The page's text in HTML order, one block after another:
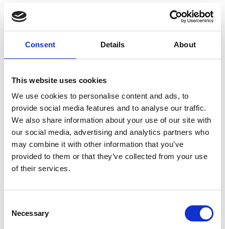
Consent Details About
This website uses cookies
We use cookies to personalise content and ads, to
provide social media features and to analyse our traffic.
We also share information about your use of our site with
our social media, advertising and analytics partners who
may combine it with other information that you’ve
provided to them or that they’ve collected from your use
of their services.
Selection
Necessary
Ingrid Ose
er en engasjert, ung musiker som har
mye erfaring både som orkestermusiker og solist.
Hun er akkurat ferdig med sin mastergrad på
Julien Beaudiment, og starta i haust i jobb som
Symfoniorkester. Utenom dette har hun vikariert i
orkester som Oslo Filharmonien, Operaorkesteret,
Det Norske Kammerorkesteret og Opèra National
de Lyon. Som solist har hun spelt med KORK og
Arktisk Filharmoni, og hun har vunne en rekke
stipend, bl.a. TÆL-stipendet til Sparebank 1 og
Fjordane.